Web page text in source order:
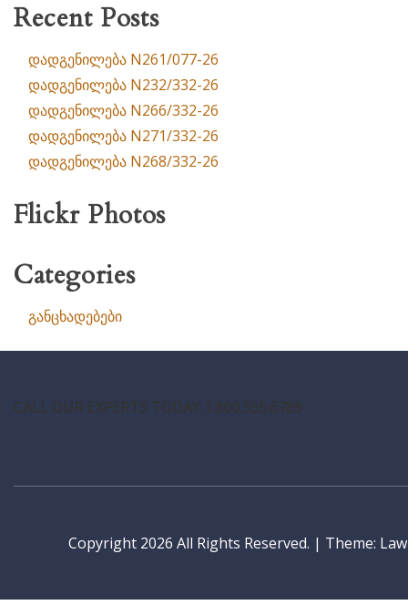
Recent Posts
დადგენილება N261/077-26
დადგენილება N232/332-26
დადგენილება N266/332-26
დადგენილება N271/332-26
დადგენილება N268/332-26
Flickr Photos
Categories
განცხადებები
CALL OUR EXPERTS TODAY 1.800.555.6789
Copyright 2026 All Rights Reserved. | Theme: